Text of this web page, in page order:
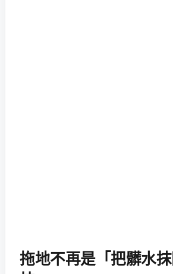
拖地不再是「把髒水